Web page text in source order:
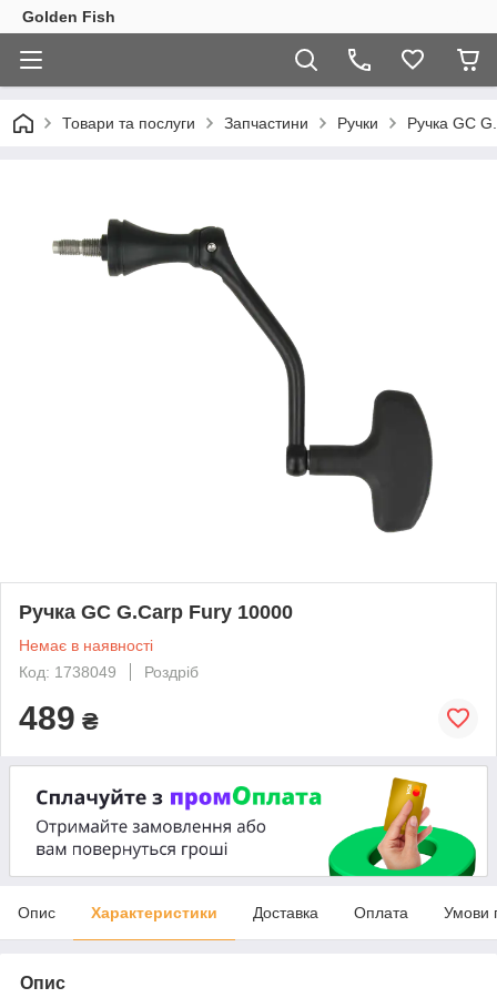
Golden Fish
Товари та послуги Запчастини Ручки Ручка GC
Ручка GC G.Carp Fury 10000
Немає в наявності
Код: 1738049
Роздріб
489 ₴
Опис Характеристики Доставка Оплата Умови
Опис